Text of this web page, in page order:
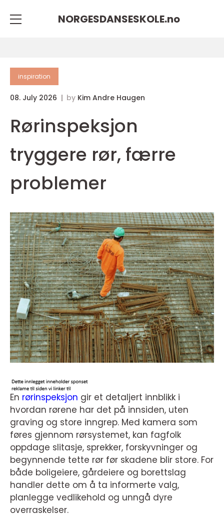
NORGESDANSESKOLE.no
inspiration
08. July 2026 by Kim Andre Haugen
Rørinspeksjon
tryggere rør, færre
problemer
En rørinspeksjon gir et detaljert innblikk i
hvordan rørene har det på innsiden, uten
graving og store inngrep. Med kamera som
føres gjennom rørsystemet, kan fagfolk
oppdage slitasje, sprekker, forskyvninger og
begynnende tette rør før skadene blir store. For
både boligeiere, gårdeiere og borettslag
handler dette om å ta informerte valg,
planlegge vedlikehold og unngå dyre
overraskelser.